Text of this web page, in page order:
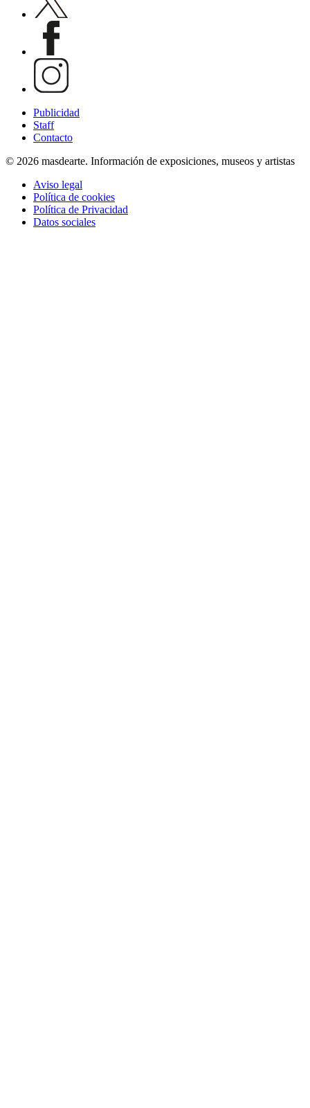
Publicidad
Staff
Contacto
© 2026 masdearte. Información de exposiciones, museos y artistas
Aviso legal
Política de cookies
Política de Privacidad
Datos sociales